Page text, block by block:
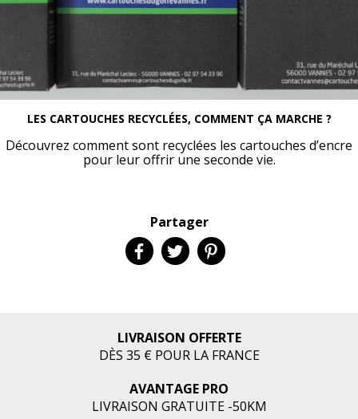
LES CARTOUCHES RECYCLÉES, COMMENT ÇA MARCHE ?
Découvrez comment sont recyclées les cartouches d’encre
pour leur offrir une seconde vie.
Partager
LIVRAISON OFFERTE
DÈS 35 € POUR LA FRANCE
AVANTAGE PRO
LIVRAISON GRATUITE -50KM